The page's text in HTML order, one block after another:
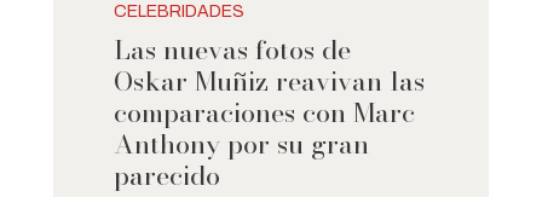
CELEBRIDADES
Las nuevas fotos de
Oskar Muñiz reavivan las
comparaciones con Marc
Anthony por su gran
parecido